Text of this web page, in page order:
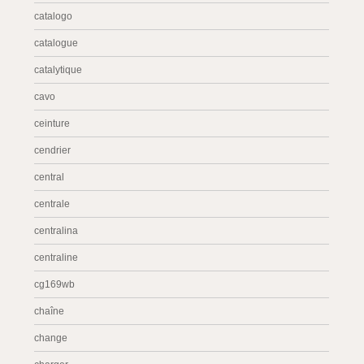
catalogo
catalogue
catalytique
cavo
ceinture
cendrier
central
centrale
centralina
centraline
cg169wb
chaîne
change